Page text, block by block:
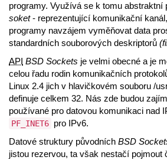
programy. Využívá se k tomu abstraktní
soket- reprezentující komunikační
programy navzájem vyměňovat data
standardních souborových deskriptorů
API BSD Sockets je velmi obecné a je
celou řadu rodin komunikačních
Linux 2.4 jich v hlavičkovém souboru /
definuje celkem 32. Nás zde budou
používané pro datovou komunikaci nad
PF_INET6 pro IPv6.
Datové struktury původních BSD
jistou rezervou, ta však nestačí pojmout